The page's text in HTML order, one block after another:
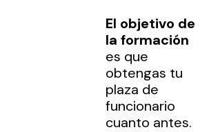
El objetivo de
la formación
es que
obtengas tu
plaza de
funcionario
cuanto antes.